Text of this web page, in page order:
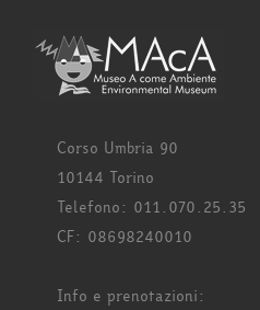
Corso Umbria 90
10144 Torino
Telefono: 011.070.25.35
CF: 08698240010
Info e prenotazioni: